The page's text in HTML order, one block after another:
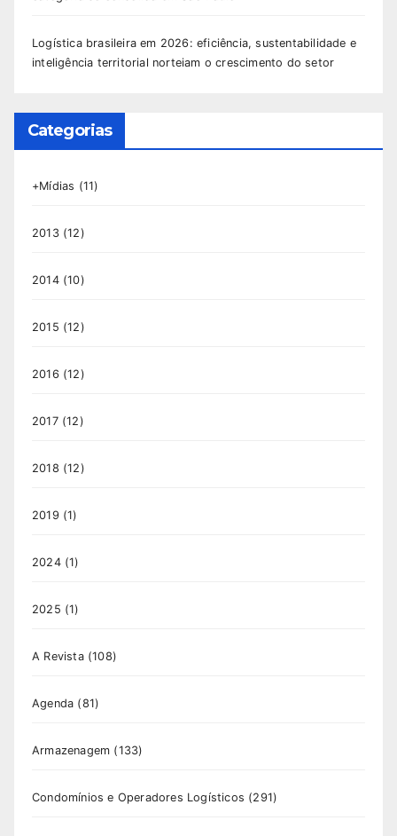
Logística brasileira em 2026: eficiência, sustentabilidade e
inteligência territorial norteiam o crescimento do setor
Categorias
+Mídias (11)
2013(12)
2014(10)
2015 (12)
2016 (12)
2017(12)
2018 (12)
2019 (1)
2024(1)
2025 (1)
A Revista(108)
Agenda (81)
Armazenagem (133)
Condomínios e Operadores Logísticos (291)